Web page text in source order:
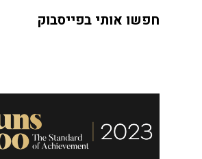
חפשו אותי בפייסבוק